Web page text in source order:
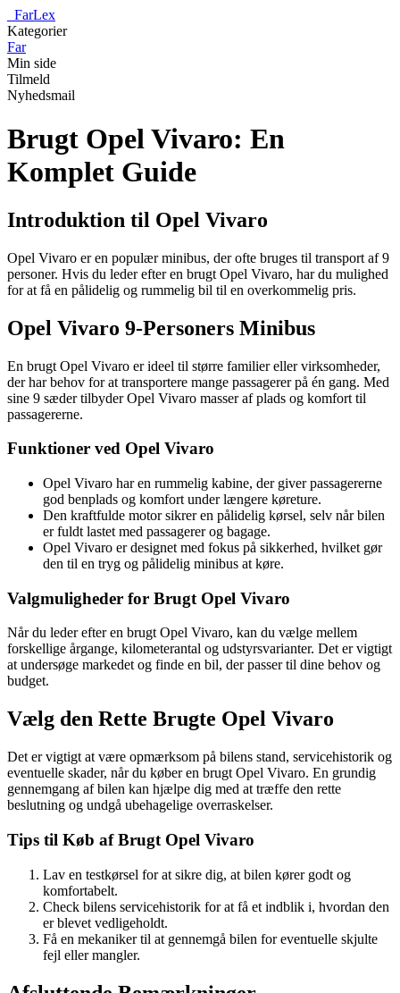
FarLex
Kategorier
Far
Min side
Tilmeld
Nyhedsmail
Brugt Opel Vivaro: En
Komplet Guide
Introduktion til Opel Vivaro
Opel Vivaro er en populær minibus, der ofte bruges til transport af 9
personer. Hvis du leder efter en brugt Opel Vivaro, har du mulighed
for at få en pålidelig og rummelig bil til en overkommelig pris.
Opel Vivaro 9-Personers Minibus
En brugt Opel Vivaro er ideel til større familier eller virksomheder,
der har behov for at transportere mange passagerer på én gang. Med
sine 9 sæder tilbyder Opel Vivaro masser af plads og komfort til
passagererne.
Funktioner ved Opel Vivaro
Opel Vivaro har en rummelig kabine, der giver passagererne
god benplads og komfort under længere køreture.
Den kraftfulde motor sikrer en pålidelig kørsel, selv når bilen
er fuldt lastet med passagerer og bagage.
Opel Vivaro er designet med fokus på sikkerhed, hvilket gør
den til en tryg og pålidelig minibus at køre.
Valgmuligheder for Brugt Opel Vivaro
Når du leder efter en brugt Opel Vivaro, kan du vælge mellem
forskellige årgange, kilometerantal og udstyrsvarianter. Det er vigtigt
at undersøge markedet og finde en bil, der passer til dine behov og
budget.
Vælg den Rette Brugte Opel Vivaro
Det er vigtigt at være opmærksom på bilens stand, servicehistorik og
eventuelle skader, når du køber en brugt Opel Vivaro. En grundig
gennemgang af bilen kan hjælpe dig med at træffe den rette
beslutning og undgå ubehagelige overraskelser.
Tips til Køb af Brugt Opel Vivaro
Lav en testkørsel for at sikre dig, at bilen kører godt og
komfortabelt.
Check bilens servicehistorik for at få et indblik i, hvordan den
er blevet vedligeholdt.
Få en mekaniker til at gennemgå bilen for eventuelle skjulte
fejl eller mangler.